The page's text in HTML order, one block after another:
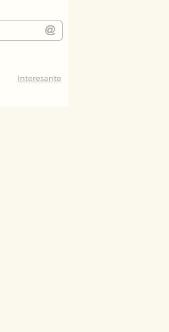
Interesante